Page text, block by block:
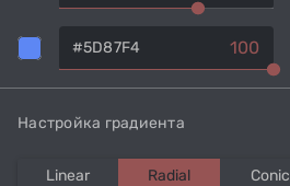
100
Настройка градиента
Linear Radial Conic